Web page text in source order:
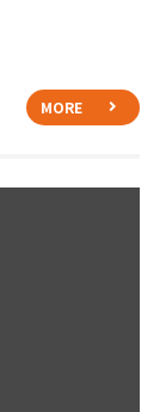
MORE